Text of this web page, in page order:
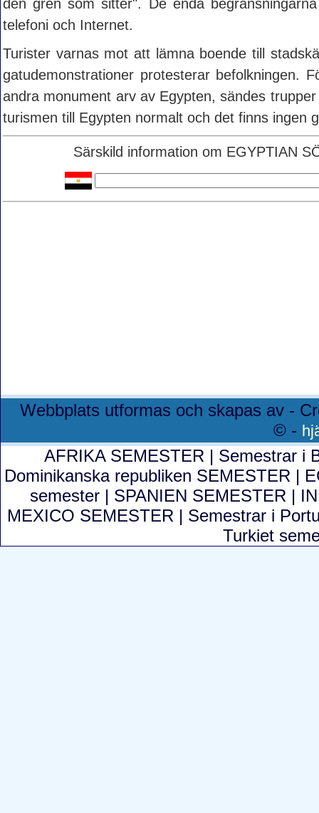
den gren som sitter". De enda
telefoni och Internet.
Turister varnas mot att lämna boende till
gatudemonstrationer protesterar befolkningen.
andra monument arv av Egypten, sändes
turismen till Egypten normalt och det finns ingen
Särskild information om EGYPTIAN
Webbplats utformas och skapas av -
© -
AFRIKA SEMESTER | Semestrar i
Dominikanska republiken SEMESTER |
semester | SPANIEN SEMESTER |
MEXICO SEMESTER | Semestrar i
Turkiet